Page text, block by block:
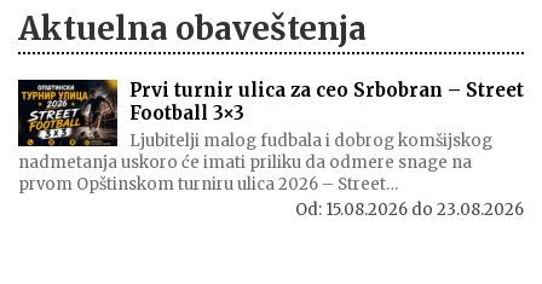
Aktuelna obaveštenja
Prvi turnir ulica za ceo Srbobran – Street
Football 3×3
Ljubitelji malog fudbala i dobrog komšijskog
nadmetanja uskoro će imati priliku da odmere snage na
prvom Opštinskom turniru ulica 2026 – Street…
Od: 15.08.2026 do 23.08.2026